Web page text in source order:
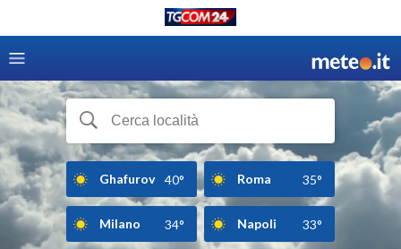
Ghafurov 40° Roma 35°
Milano 34° Napoli 33°